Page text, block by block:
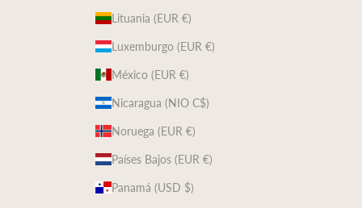
Lituania (EUR €)
Luxemburgo (EUR €)
México (EUR €)
Nicaragua (NIO C$)
Noruega (EUR €)
Países Bajos (EUR €)
Panamá (USD $)